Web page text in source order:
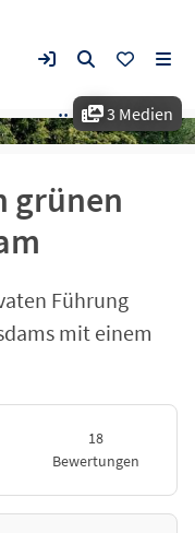
3 Medien
grünen
Führung
mit einem
18
Bewertungen
von Potsdam